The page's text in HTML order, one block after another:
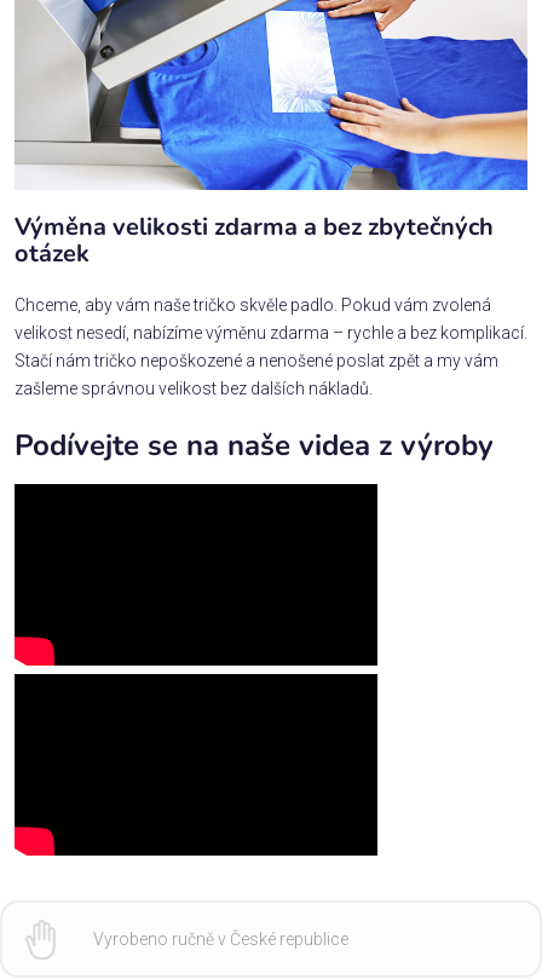
Výměna velikosti zdarma a bez zbytečných
otázek
Chceme, aby vám naše tričko skvěle padlo. Pokud vám zvolená
velikost nesedí, nabízíme výměnu zdarma – rychle a bez komplikací.
Stačí nám tričko nepoškozené a nenošené poslat zpět a my vám
zašleme správnou velikost bez dalších nákladů.
Podívejte se na naše videa z výroby
Vyrobeno ručně v České republice